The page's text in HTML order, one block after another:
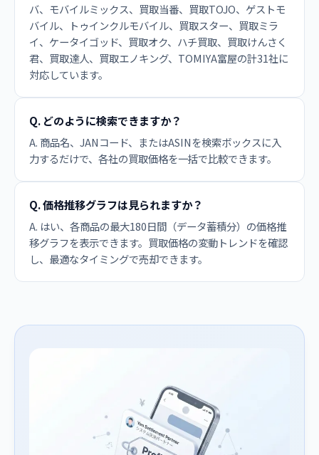
バ、モバイルミックス、買取当番、買取TOJO、ゲストモ
バイル、トゥインクルモバイル、買取スター、買取ミラ
イ、ケータイゴッド、買取オク、ハチ買取、買取けんさく
君、買取達人、買取エノキング、TOMIYA富屋の計31社に
対応しています。
Q. どのように検索できますか？
A. 商品名、JANコード、またはASINを検索ボックスに入
力するだけで、各社の買取価格を一括で比較できます。
Q. 価格推移グラフは見られますか？
A. はい、各商品の最大180日間（データ蓄積分）の価格推
移グラフを表示できます。買取価格の変動トレンドを確認
し、最適なタイミングで売却できます。